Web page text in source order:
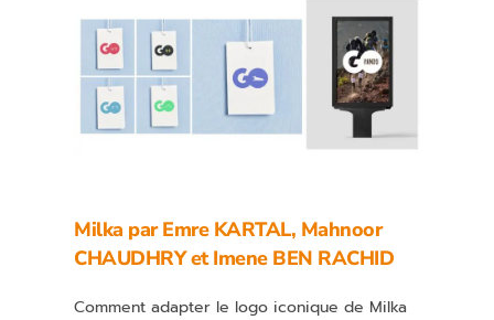
Milka par Emre KARTAL, Mahnoor
CHAUDHRY et Imene BEN RACHID
Comment adapter le logo iconique de Milka